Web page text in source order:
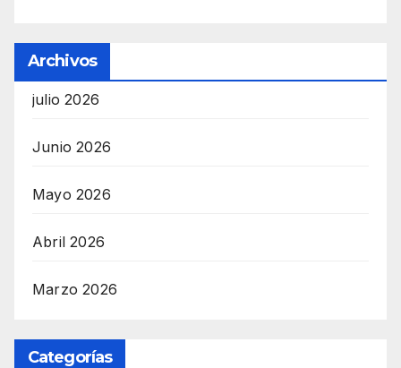
Archivos
julio 2026
Junio 2026
Mayo 2026
Abril 2026
Marzo 2026
Categorías